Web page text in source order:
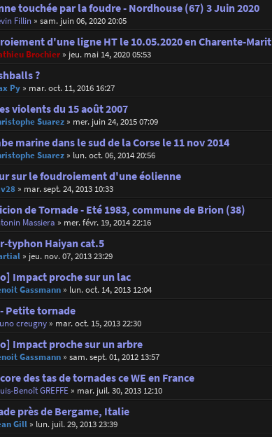
touchée par la foudre - Nordhouse (67) 3 Juin 2020
Fillin» sam. juin 06, 2020 20:05
d'une ligne HT le 10.05.2020 en Charente-
Brochier» jeu. mai 14, 2020 05:53
?
Py» mar. oct. 11, 2016 16:27
violents du 15 août 2007
Suarez» mer. juin 24, 2015 07:09
marine dans le sud de la Corse le 11 nov 2014
Suarez» lun. oct. 06, 2014 20:56
sur le foudroiement d'une éolienne
» mar. sept. 24, 2013 10:33
de Tornade - Eté 1983, commune de Brion (38)
Massiera » mer. févr. 19, 2014 22:16
typhon Haiyan cat.5
» jeu. nov. 07, 2013 23:29
Impact proche sur un lac
Gassmann» lun. oct. 14, 2013 12:04
Petite tornade
creugny» mar. oct. 15, 2013 22:30
Impact proche sur un arbre
Gassmann» sam. sept. 01, 2012 13:57
des tas de tornades ce WE en France
Benoît GREFFE» mar. juil. 30, 2013 12:10
près de Bergame, Italie
Gill» lun. juil. 29, 2013 23:39